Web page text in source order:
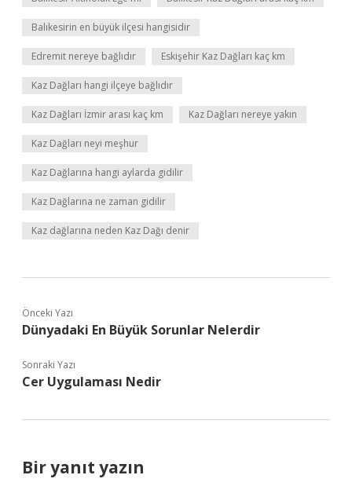
Balıkesirin en büyük ilçesi hangisidir
Edremit nereye bağlıdır Eskişehir Kaz Dağları kaç km
Kaz Dağları hangi ilçeye bağlıdır
Kaz Dağları İzmir arası kaç km Kaz Dağları nereye yakın
Kaz Dağları neyi meşhur
Kaz Dağlarına hangi aylarda gidilir
Kaz Dağlarına ne zaman gidilir
Kaz dağlarına neden Kaz Dağı denir
Önceki Yazı
Dünyadaki En Büyük Sorunlar Nelerdir
Sonraki Yazı
Cer Uygulaması Nedir
Bir yanıt yazın